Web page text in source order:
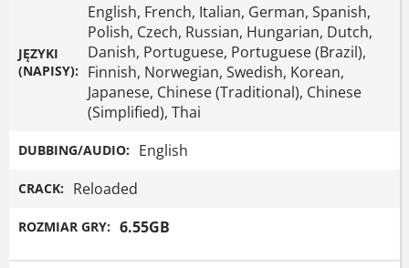
JĘZYKI
(NAPISY):
English, French, Italian, German, Spanish,
Polish, Czech, Russian, Hungarian, Dutch,
Danish, Portuguese, Portuguese (Brazil),
Finnish, Norwegian, Swedish, Korean,
Japanese, Chinese (Traditional), Chinese
(Simplified), Thai
DUBBING/AUDIO: English
CRACK: Reloaded
ROZMIAR GRY: 6.55GB